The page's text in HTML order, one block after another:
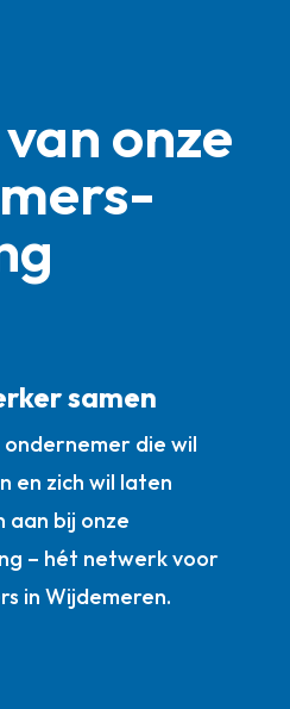
onze
samen
die wil
en zich wil laten
aan bij onze
– hét netwerk voor
in Wijdemeren.